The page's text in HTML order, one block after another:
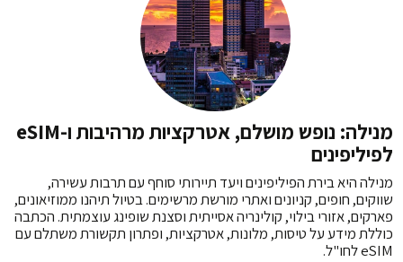
מנילה: נופש מושלם, אטרקציות מרהיבות ו-eSIM
לפיליפינים
מנילה היא בירת הפיליפינים ויעד תיירותי סוחף עם תרבות עשירה,
שווקים, חופים, קניונים ואתרי מורשת מרשימים. בטיול תיהנו ממוזיאונים,
פארקים, אזורי בילוי, קולינריה אסייתית וסצנת שופינג עוצמתית. הכתבה
כוללת מידע על טיסות, מלונות, אטרקציות, ופתרון תקשורת משתלם עם
eSIM לחו"ל.